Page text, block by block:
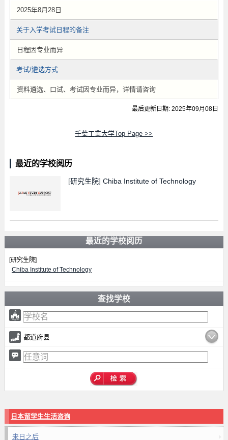
2025年8月28日
关于入学考试日程的备注
日程因专业而异
考试/遴选方式
资料遴选、口试、考试因专业而异，详情请咨询
最后更新日期: 2025年09月08日
千葉工業大学Top Page >>
最近的学校阅历
[研究生院] Chiba Institute of Technology
最近的学校阅历
[研究生院]
Chiba Institute of Technology
查找学校
都道府县
日本留学生生活咨询
来日之后